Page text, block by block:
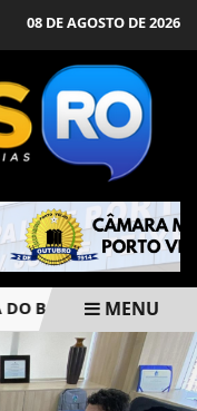
08 DE AGOSTO DE 2026
BOI EM RONDÔNIA
MENU